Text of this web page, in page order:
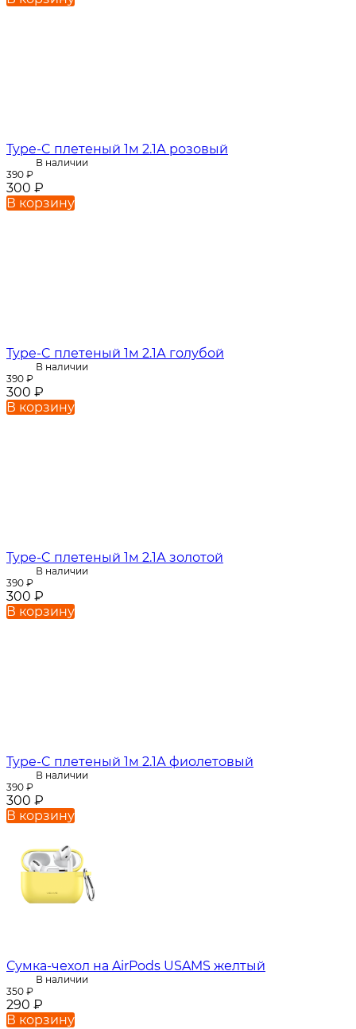
Type-C плетеный 1м 2.1А розовый
В наличии
390 ₽
300 ₽
В корзину
Type-C плетеный 1м 2.1А голубой
В наличии
390 ₽
300 ₽
В корзину
Type-C плетеный 1м 2.1А золотой
В наличии
390 ₽
300 ₽
В корзину
Type-C плетеный 1м 2.1А фиолетовый
В наличии
390 ₽
300 ₽
В корзину
Сумка-чехол на AirPods USAMS желтый
В наличии
350 ₽
290 ₽
В корзину